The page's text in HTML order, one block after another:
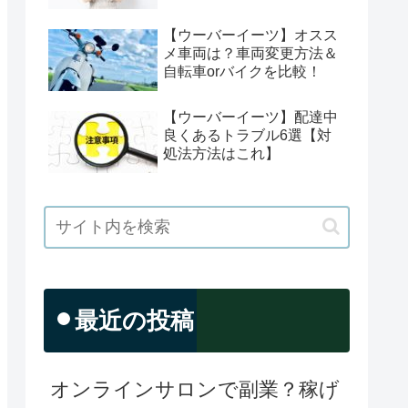
【ウーバーイーツ】オスス
メ車両は？車両変更方法＆
自転車orバイクを比較！
【ウーバーイーツ】配達中
良くあるトラブル6選【対
処法方法はこれ】
最近の投稿
オンラインサロンで副業？稼げ